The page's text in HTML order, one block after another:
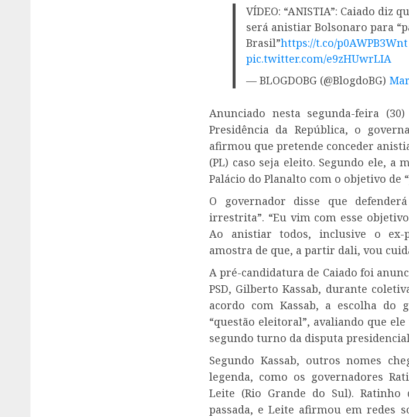
VÍDEO: “ANISTIA”: Caiado diz
será anistiar Bolsonaro para
Brasil”https://t.co/p0AWPB3Wnt
pic.twitter.com/e9zHUwrLIA
— BLOGDOBG (@BlogdoBG)
Anunciado nesta segunda-feira
Presidência da República, o
afirmou que pretende conceder
(PL) caso seja eleito. Segundo ele,
Palácio do Planalto com o objetivo de
O governador disse que
irrestrita”. “Eu vim com esse
Ao anistiar todos, inclusive o ex-
amostra de que, a partir dali, vou
A pré-candidatura de Caiado foi
PSD, Gilberto Kassab, durante
acordo com Kassab, a escolha do
“questão eleitoral”, avaliando que
segundo turno da disputa
Segundo Kassab, outros nomes
legenda, como os governadores
Leite (Rio Grande do Sul).
passada, e Leite afirmou em redes